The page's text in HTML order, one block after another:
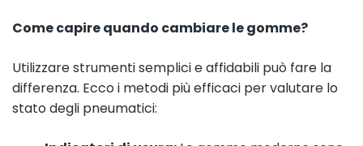
Come capire quando cambiare le gomme?
Utilizzare strumenti semplici e affidabili può fare la
differenza. Ecco i metodi più efficaci per valutare lo
stato degli pneumatici: